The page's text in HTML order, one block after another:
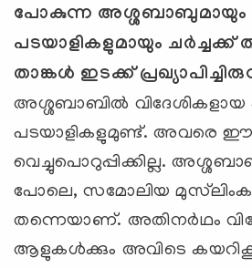
പോകുന്ന അശ്ശബാബുമായും
പടയാളികളുമായും ചര്‍ച്ചക്ക്
താങ്കള്‍ ഇടക്ക്
അശ്ശബാബില്‍ വിദേശികളായ
പടയാളികളുമുണ്ട്. അവരെ
വെച്ചുപൊറുപ്പിക്കില്ല.
പോലെ, സമോലിയ
തന്നെയാണ്. അതിനര്‍ഥം
ആളുകള്‍ക്കും അവിടെ